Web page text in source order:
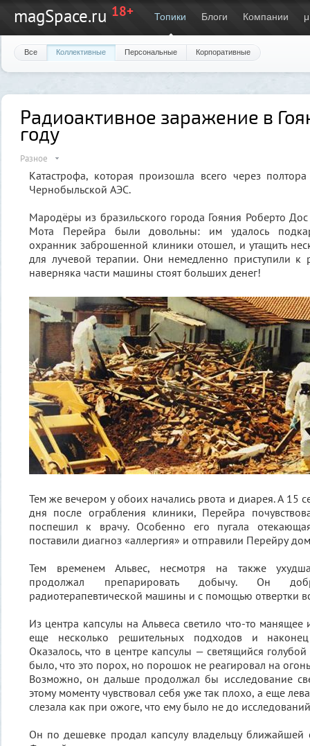
magSpace.ru 18+ Топики Блоги Компании μ
Все Коллективные Персональные Корпоративные
Радиоактивное заражение в
году
Разное
Катастрофа, которая произошла всего через
Чернобыльской АЭС.
Мародёры из бразильского города Гояния Роберто
Мота Перейра были довольны: им удалось
охранник заброшенной клиники отошел, и утащить
для лучевой терапии. Они немедленно приступили к
наверняка части машины стоят больших денег!
Тем же вечером у обоих начались рвота и диарея. А 15
дня после ограбления клиники, Перейра
поспешил к врачу. Особенно его пугала
поставили диагноз «аллергия» и отправили Перейру
Тем временем Альвес, несмотря на также
продолжал препарировать добычу. Он
радиотерапевтической машины и с помощью отвертки
Из центра капсулы на Альвеса светило что-то
еще несколько решительных подходов и
Оказалось, что в центре капсулы — светящийся
было, что это порох, но порошок не реагировал на
Возможно, он дальше продолжал бы исследование
этому моменту чувствовал себя уже так плохо, а еще
слезала как при ожоге, что ему было не до
Он по дешевке продал капсулу владельцу ближайшей